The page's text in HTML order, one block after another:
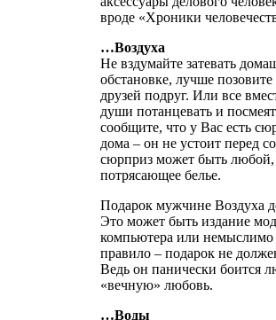
вроде «Хроники
…Воздуха
Не вздумайте затевать
обстановке, лучше
друзей подруг. Или все
души потанцевать и
сообщите, что у Вас есть
дома – он не устоит перед
сюрприз может быть
потрясающее белье.
Подарок мужчине Воздуха
Это может быть издание
компьютера или немыслимо
правило – подарок не
Ведь он панически боится
«вечную» любовь.
…Воды